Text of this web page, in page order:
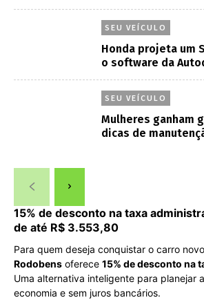
SEU VEÍCULO
Honda projeta um
o software da
SEU VEÍCULO
Mulheres ganham
dicas de
15% de desconto na taxa
de até R$ 3.553,80
Para quem deseja conquistar o carro
Rodobens oferece 15% de desconto na
Uma alternativa inteligente para planejar
economia e sem juros bancários.